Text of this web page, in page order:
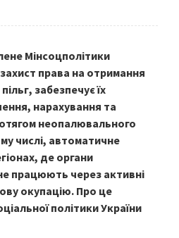
Мінсоцполітики
права на отримання
забезпечує їх
нарахування та
неопалювального
числі, автоматичне
де органи
працюють через активні
окупацію. Про це
політики України